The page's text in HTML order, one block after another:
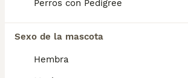
Perros con Pedigree
Sexo de la mascota
Hembra
¿Cómo es el carácter de
Caniche Enano?